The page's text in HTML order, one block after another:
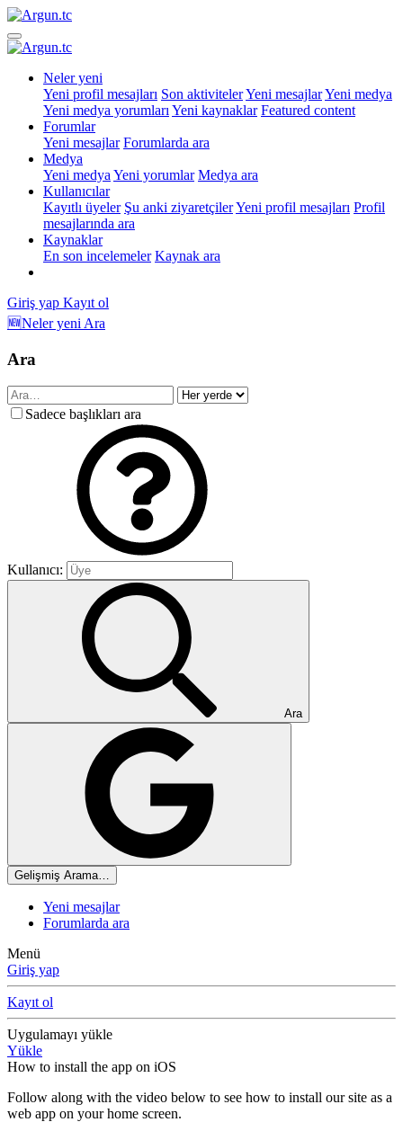
Neler yeni
Yeni profil mesajları Son aktivitelerYeni mesajlarYeni medya
Yeni medya yorumları Yeni kaynaklar Featured content
Forumlar
Yeni mesajlar Forumlarda ara
Medya
Yeni medya Yeni yorumlar Medya ara
Kullanıcılar
Kayıtlı üyeler Şu anki ziyaretçilerYeni profil mesajları Profil
mesajlarında ara
Kaynaklar
En son incelemeler Kaynak ara
Giriş yap Kayıt ol
🆕Neler yeni Ara
Ara
Sadece başlıkları ara
Kullanıcı:
Ara
Gelişmiş Arama…
Yeni mesajlar
Forumlarda ara
Menü
Giriş yap
Kayıt ol
Uygulamayı yükle
Yükle
How to install the app on iOS
Follow along with the video below to see how to install our site as a
web app on your home screen.